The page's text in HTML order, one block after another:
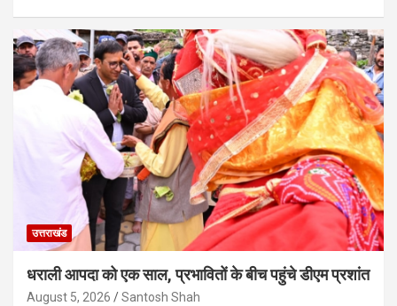
उत्तराखंड
धराली आपदा को एक साल, प्रभावितों के बीच पहुंचे डीएम प्रशांत
August 5, 2026 Santosh Shah